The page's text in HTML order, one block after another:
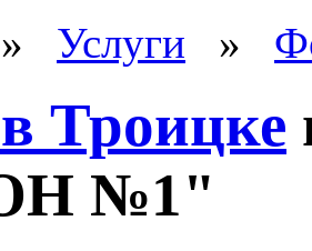
Услуги »
Троицке
№1"